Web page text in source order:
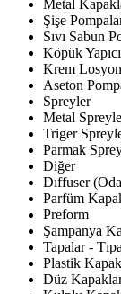
Metal
Şişe
Sıvı Sabun
Köpük
Krem
Aseton
Spreyler
Metal
Triger
Parmak
Diğer
Dıffuser
Parfüm
Preform
Şampanya
Tapalar -
Plastik
Düz